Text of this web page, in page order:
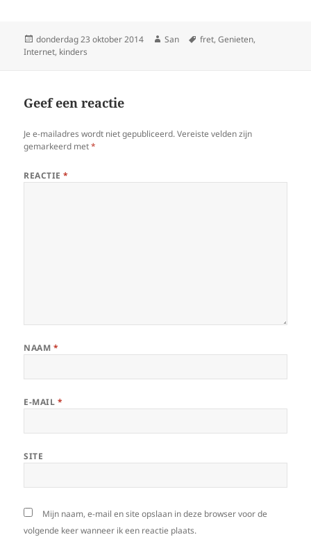
Geplaatst
op
donderdag 23 oktober 2014 Auteur
San Tags
fret,Genieten,
Internet, kinders
Geef een reactie
Je e-mailadres wordt niet gepubliceerd. Vereiste velden zijn
gemarkeerd met*
REACTIE*
NAAM *
E-MAIL *
SITE
Mijn naam, e-mail en site opslaan in deze browser voor de
volgende keer wanneer ik een reactie plaats.